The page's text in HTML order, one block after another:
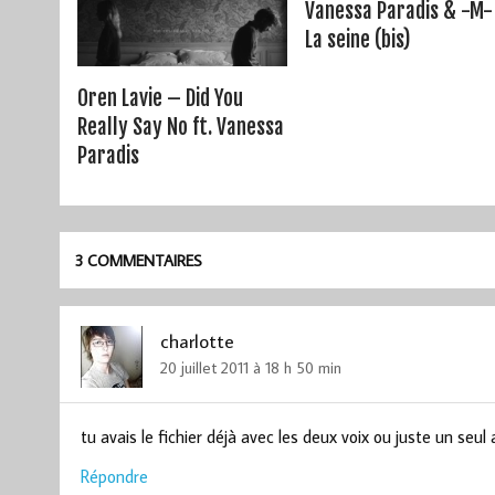
Oren Lavie – Did You
Really Say No ft. Vanessa
Paradis
Vanessa Paradis & -
La seine (bis)
3 COMMENTAIRES
charlotte
20 juillet 2011 à 18 h 50 min
tu avais le fichier déjà avec les deux voix ou juste un seul
Répondre